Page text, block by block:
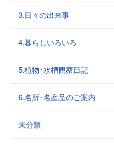
3.日々の出来事
4.暮らしいろいろ
5.植物･水槽観察日記
6.名所･名産品のご案内
未分類